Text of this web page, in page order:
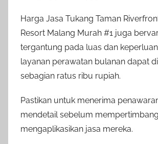
Harga Jasa Tukang Taman
Resort Malang Murah #1 juga
tergantung pada luas dan
layanan perawatan bulanan dapat
sebagian ratus ribu rupiah.
Pastikan untuk menerima
mendetail sebelum
mengaplikasikan jasa mereka.